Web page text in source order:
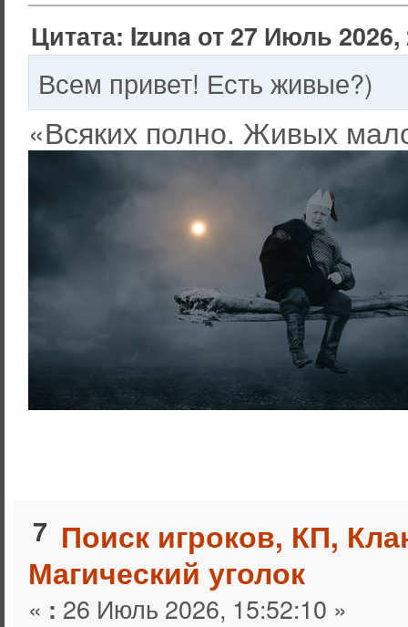
Цитата: Izuna от 27 Июль 2026,
Всем привет! Есть живые?)
«Всяких полно. Живых
7 Поиск игроков, КП,
Магический уголок
« : 26 Июль 2026, 15:52:10 »